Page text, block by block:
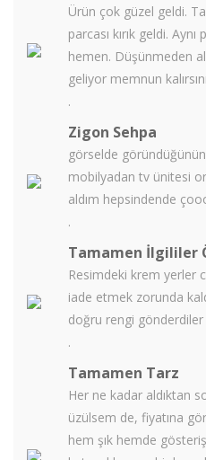
Ürün çok güzel geldi.
parcası kırık geldi.
hemen. Düşünmeden
geliyor memnun
.
Zigon Sehpa
görselde
mobilyadan tv ünitesi
aldım hepsindende
.
Tamamen İlgililer
Resimdeki krem yerler
iade etmek zorunda
doğru rengi
.
Tamamen Tarz
Her ne kadar aldıktan
üzülsem de, fiyatına
hem şık hemde